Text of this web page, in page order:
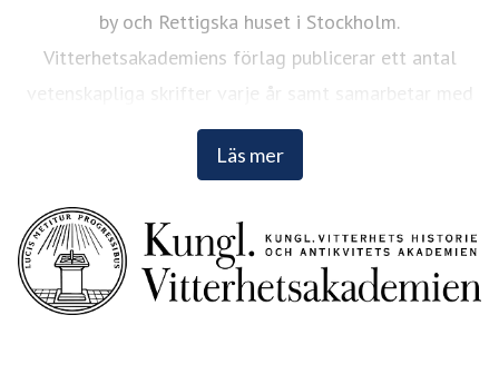
by och Rettigska huset i Stockholm.
Vitterhetsakademiens förlag publicerar ett antal
vetenskapliga skrifter varje år samt samarbetar med
andra förlag. Läs mer påwww.vitterhetsakademien.se
Läs mer